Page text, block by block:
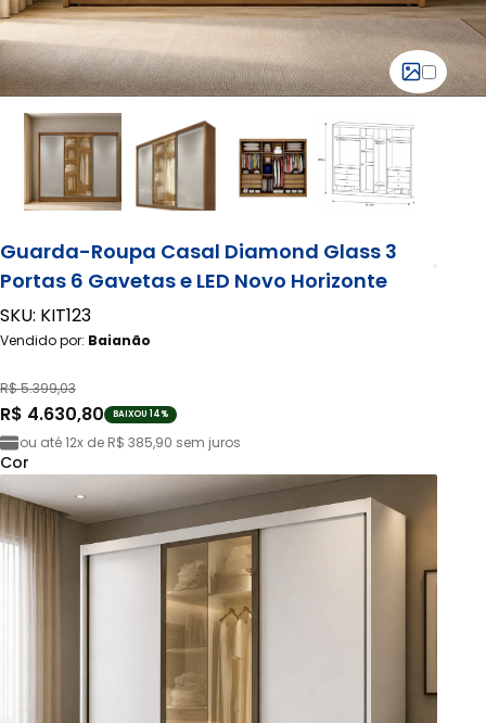
Guarda-Roupa Casal Diamond Glass 3
Portas 6 Gavetas e LED Novo Horizonte
SKU: KIT123
Vendido por: Baianão
R$ 5.399,03
R$ 4.630,80 BAIXOU 14%
ou até12x de R$ 385,90 sem juros
Cor